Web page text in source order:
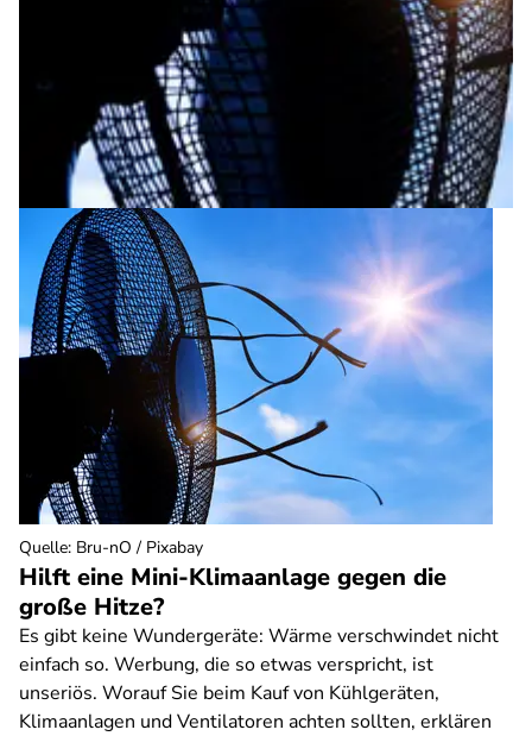
Hilft eine Mini-Klimaanlage gegen die
große Hitze?
Es gibt keine Wundergeräte: Wärme verschwindet nicht
einfach so. Werbung, die so etwas verspricht, ist
unseriös. Worauf Sie beim Kauf von Kühlgeräten,
Klimaanlagen und Ventilatoren achten sollten, erklären
Quelle: Bru-nO / Pixabay